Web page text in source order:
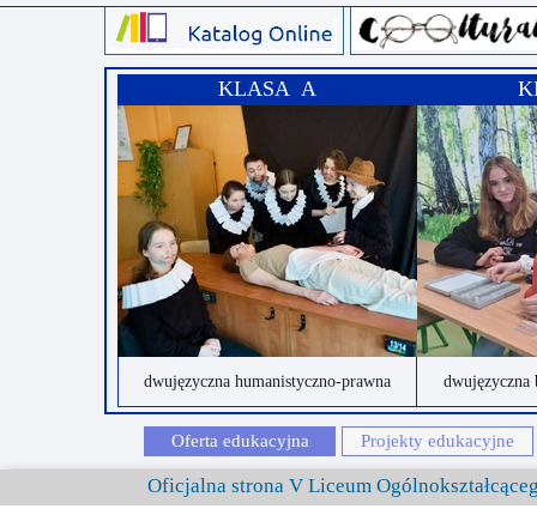
KLASA A
dwujęzyczna
dwujęzyczna humanistyczno-prawna
Projekty edukacyjne
Oferta edukacyjna
Oficjalna strona V Liceum